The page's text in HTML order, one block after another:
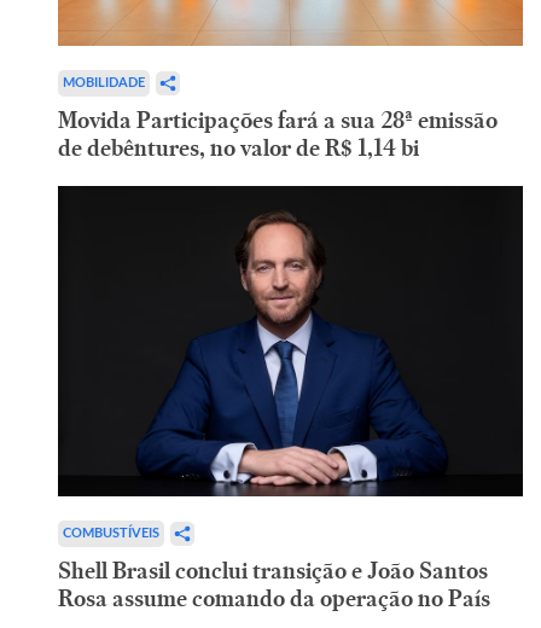
MOBILIDADE
Movida Participações fará a sua 28ª emissão
de debêntures, no valor de R$ 1,14 bi
COMBUSTÍVEIS
Shell Brasil conclui transição e João Santos
Rosa assume comando da operação no País